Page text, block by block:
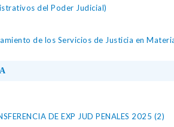
del Poder Judicial)
de los Servicios de Justicia en
DE EXP JUD PENALES 2025 (2)